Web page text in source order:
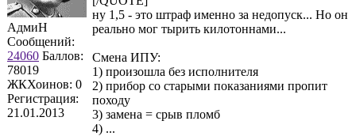
АдмиН
Сообщений:
24060 Баллов:
78019
ЖКХоинов: 0
Регистрация:
21.01.2013
ну 1,5 - это штраф именно за недопуск... Но он
реально мог тырить килотоннами...
Смена ИПУ:
1) произошла без исполнителя
2) прибор со старыми показаниями пропит
походу
3) замена = срыв пломб
4) ...